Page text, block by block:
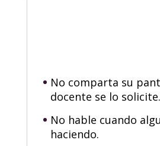
No comparta su
docente se lo solicite.
No hable cuando
haciendo.